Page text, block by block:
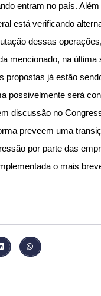
entram no país.
está verificando
dessas
mencionado, na última
propostas já estão
possivelmente será
discussão no
preveem uma
por parte das
o mais